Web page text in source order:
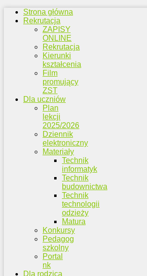
Strona główna
Rekrutacja
ZAPISY
ONLINE
Rekrutacja
Kierunki
kształcenia
Film
promujący
ZST
Dla uczniów
Plan
lekcji
2025/2026
Dziennik
elektroniczny
Materiały
Technik
informatyk
Technik
budownictwa
Technik
technologii
odzieży
Matura
Konkursy
Pedagog
szkolny
Portal
nk
Dla rodzica